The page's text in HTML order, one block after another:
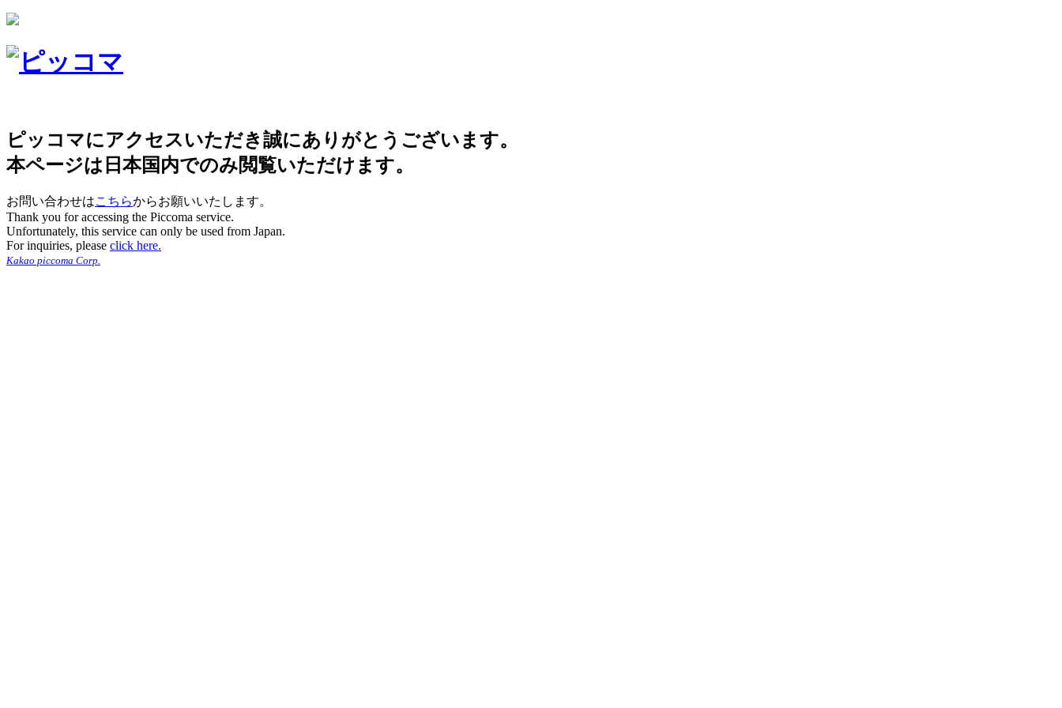
ピッコマにアクセスいただき誠にありがとうございます。
本ページは日本国内でのみ閲覧いただけます。
お問い合わせはこちらからお願いいたします。
Thank you for accessing the Piccoma service.
Unfortunately, this service can only be used from Japan.
For inquiries, please click here.
Kakao piccoma Corp.